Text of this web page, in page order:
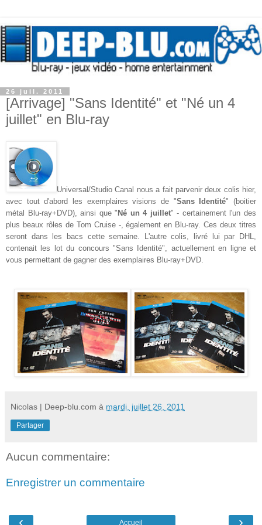
26 juil. 2011
[Arrivage] "Sans Identité" et "Né un 4
juillet" en Blu-ray
Universal/Studio Canal nous a fait parvenir deux colis hier,
avec tout d'abord les exemplaires visions de "Sans Identité" (boitier
métal Blu-ray+DVD), ainsi que " Né un 4 juillet" - certainement l'un des
plus beaux rôles de Tom Cruise -, également en Blu-ray. Ces deux titres
seront dans les bacs cette semaine. L'autre colis, livré lui par DHL,
contenait les lot du concours "Sans Identité", actuellement en ligne et
vous permettant de gagner des exemplaires Blu-ray+DVD.
Nicolas | Deep-blu.com à mardi, juillet 26, 2011
Partager
Aucun commentaire:
Enregistrer un commentaire
Accueil